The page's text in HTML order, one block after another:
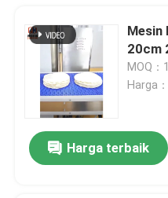
Mesin
20cm
MOQ：
Harga
Harga terbaik